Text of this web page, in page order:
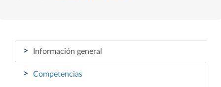
> Información general
> Competencias